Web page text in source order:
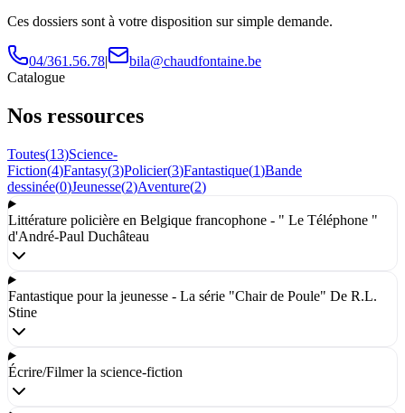
Ces dossiers sont à votre disposition sur simple demande.
04/361.56.78|
bila@chaudfontaine.be
Catalogue
Nos ressources
Toutes(13)Science-
Fiction(4)Fantasy(3)Policier(3)Fantastique(1)Bande
dessinée(0)Jeunesse(2)Aventure(2)
Littérature policière en Belgique francophone - " Le Téléphone "
d'André-Paul Duchâteau
Fantastique pour la jeunesse - La série "Chair de Poule" De R.L.
Stine
Écrire/Filmer la science-fiction